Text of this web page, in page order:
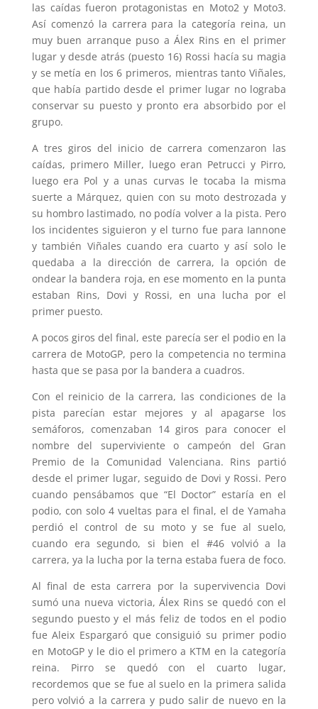
las caídas fueron protagonistas en Moto2 y Moto3.
Así comenzó la carrera para la categoría reina, un
muy buen arranque puso a Álex Rins en el primer
lugar y desde atrás (puesto 16) Rossi hacía su magia
y se metía en los 6 primeros, mientras tanto Viñales,
que había partido desde el primer lugar no lograba
conservar su puesto y pronto era absorbido por el
grupo.
A tres giros del inicio de carrera comenzaron las
caídas, primero Miller, luego eran Petrucci y Pirro,
luego era Pol y a unas curvas le tocaba la misma
suerte a Márquez, quien con su moto destrozada y
su hombro lastimado, no podía volver a la pista. Pero
los incidentes siguieron y el turno fue para Iannone
y también Viñales cuando era cuarto y así solo le
quedaba a la dirección de carrera, la opción de
ondear la bandera roja, en ese momento en la punta
estaban Rins, Dovi y Rossi, en una lucha por el
primer puesto.
A pocos giros del final, este parecía ser el podio en la
carrera de MotoGP, pero la competencia no termina
hasta que se pasa por la bandera a cuadros.
Con el reinicio de la carrera, las condiciones de la
pista parecían estar mejores y al apagarse los
semáforos, comenzaban 14 giros para conocer el
nombre del superviviente o campeón del Gran
Premio de la Comunidad Valenciana. Rins partió
desde el primer lugar, seguido de Dovi y Rossi. Pero
cuando pensábamos que “El Doctor” estaría en el
podio, con solo 4 vueltas para el final, el de Yamaha
perdió el control de su moto y se fue al suelo,
cuando era segundo, si bien el #46 volvió a la
carrera, ya la lucha por la terna estaba fuera de foco.
Al final de esta carrera por la supervivencia Dovi
sumó una nueva victoria, Álex Rins se quedó con el
segundo puesto y el más feliz de todos en el podio
fue Aleix Espargaró que consiguió su primer podio
en MotoGP y le dio el primero a KTM en la categoría
reina. Pirro se quedó con el cuarto lugar,
recordemos que se fue al suelo en la primera salida
pero volvió a la carrera y pudo salir de nuevo en la